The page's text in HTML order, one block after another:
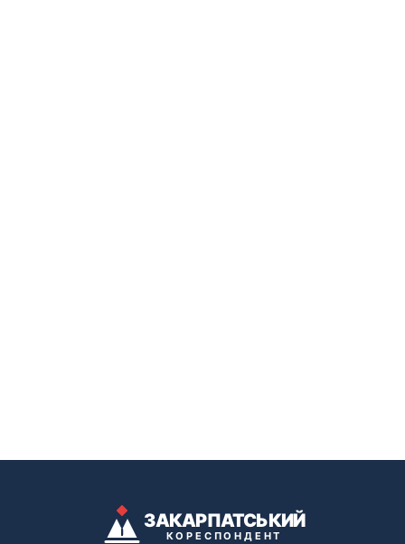
ЗАКАРПАТСЬКИЙ
КОРЕСПОНДЕНТ